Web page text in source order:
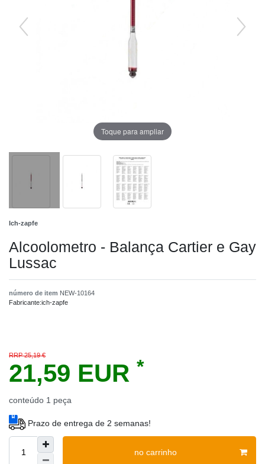
Toque para ampliar
Ich-zapfe
Alcoolometro - Balança Cartier e Gay
Lussac
número de item NEW-10164
Fabricante:ich-zapfe
RRP 25,19 €
21,59 EUR *
conteúdo 1 peça
Prazo de entrega de 2 semanas!
no carrinho